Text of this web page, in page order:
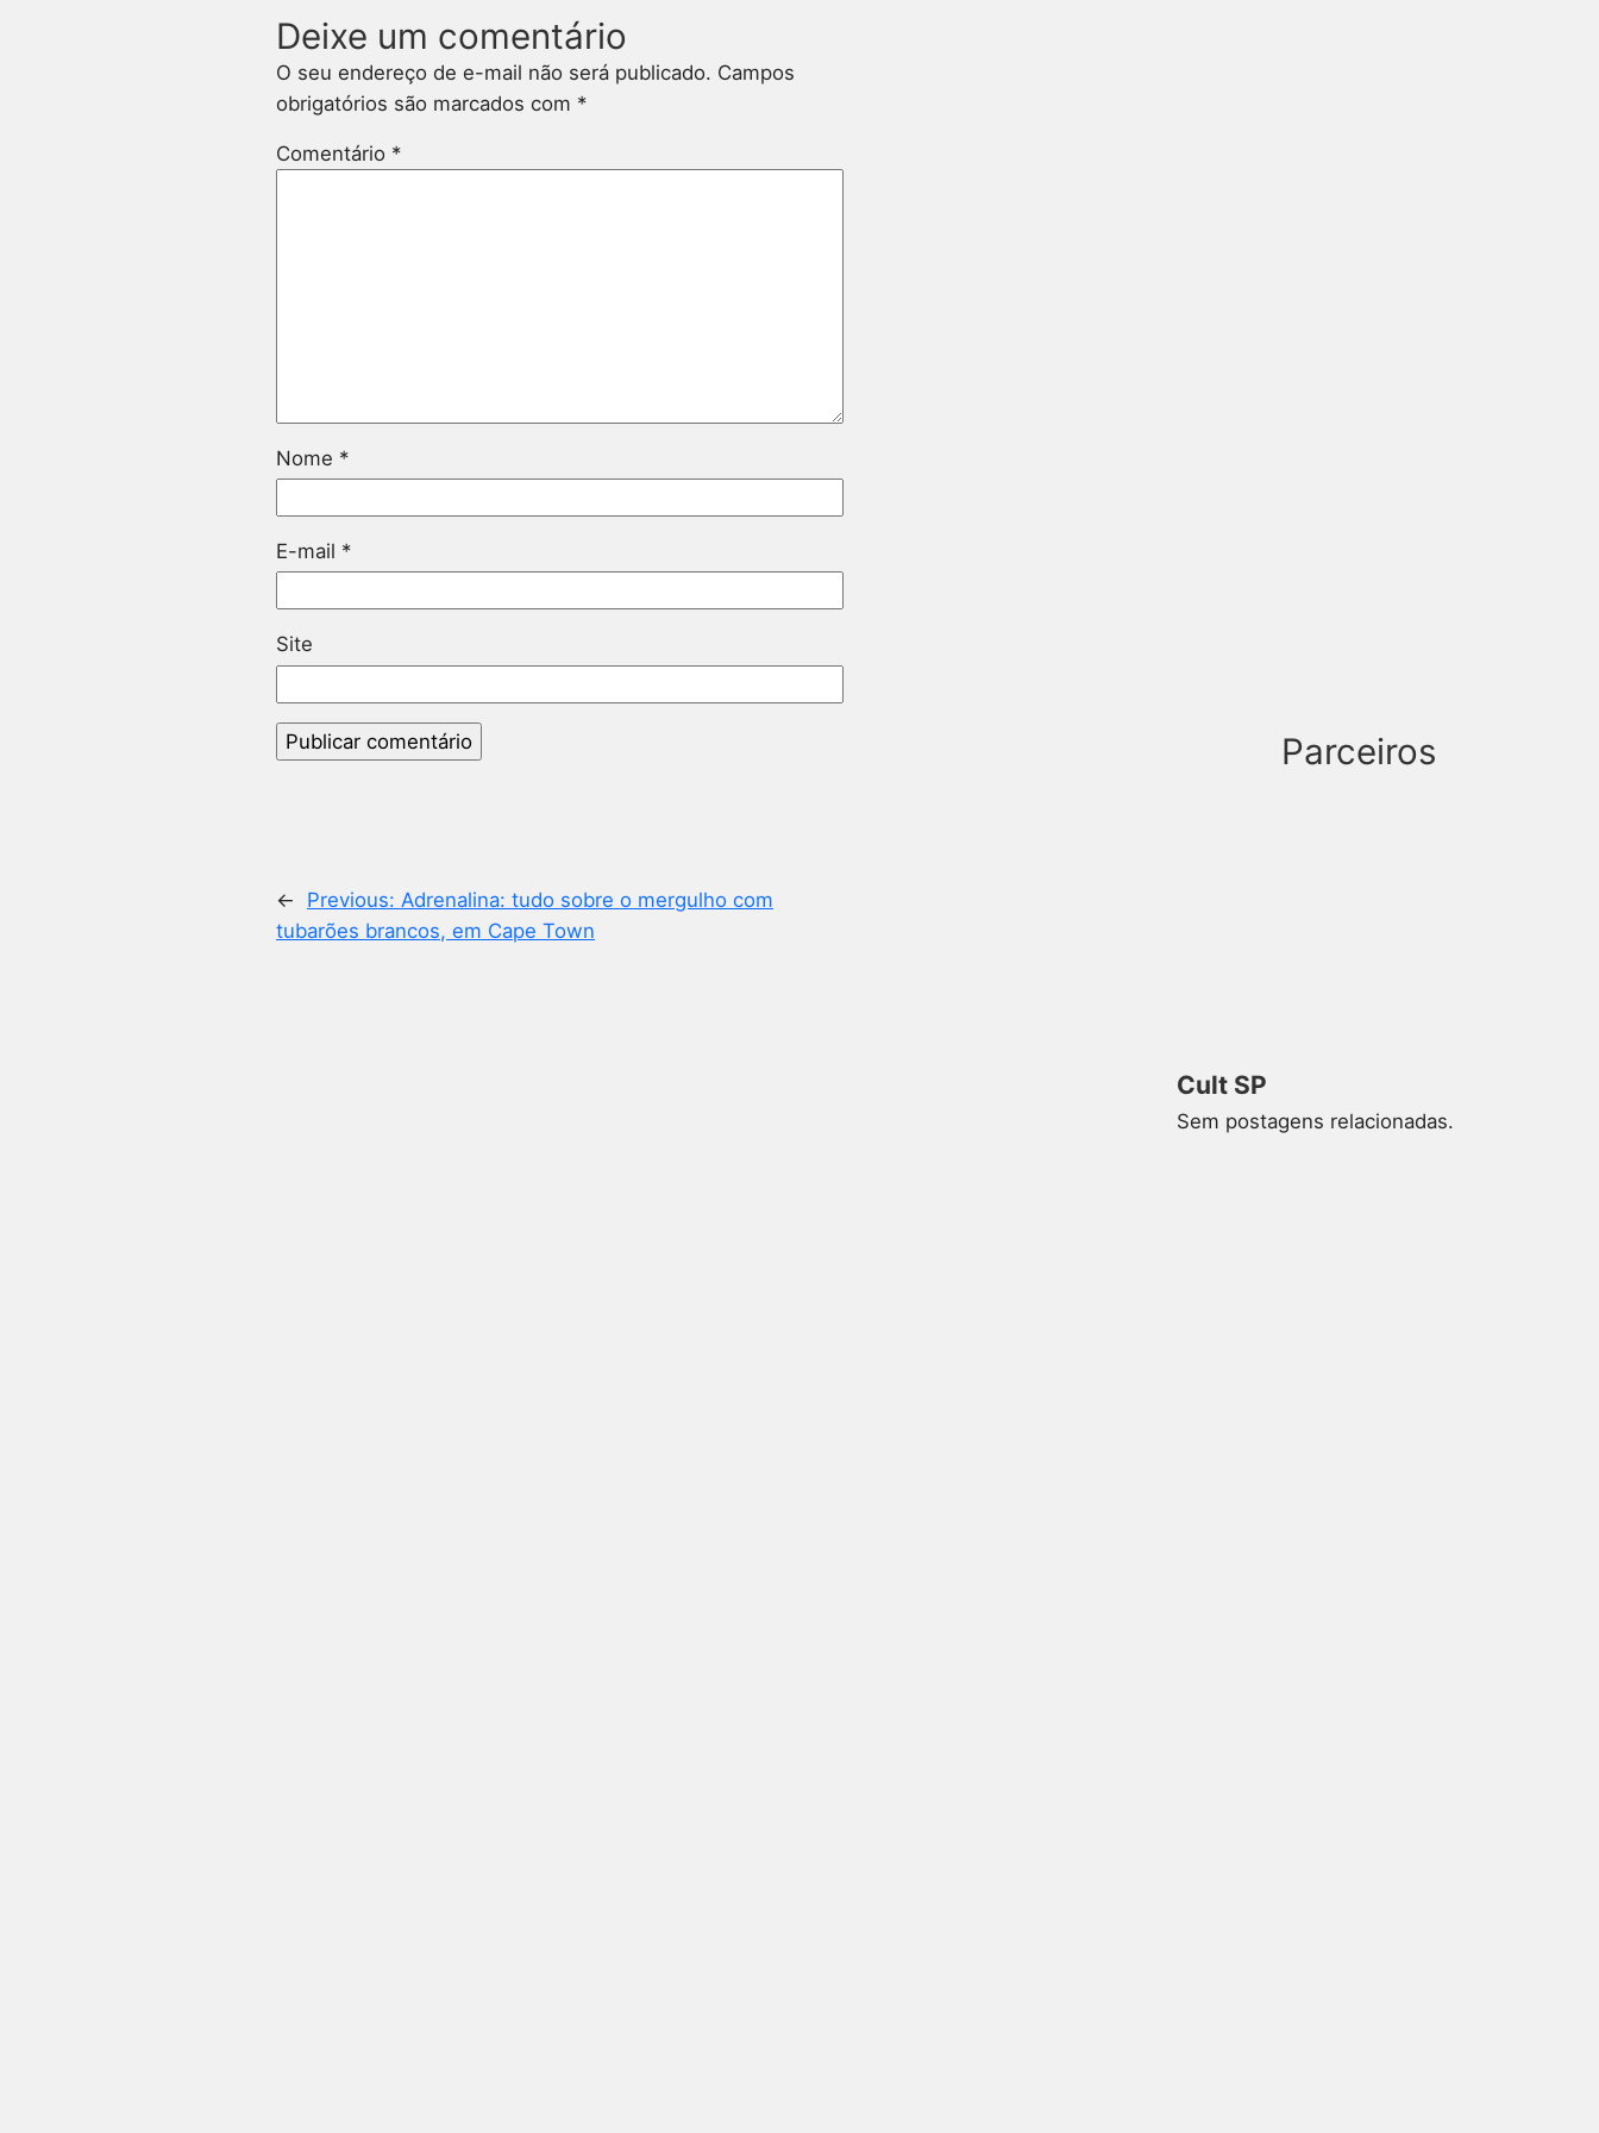
Deixe um comentário
O seu endereço de e-mail não será publicado. Campos
obrigatórios são marcados com *
Comentário *
Nome *
E-mail *
Site
← Previous: Adrenalina: tudo sobre o mergulho com
tubarões brancos, em Cape Town
Parceiros
Cult SP
Sem postagens relacionadas.